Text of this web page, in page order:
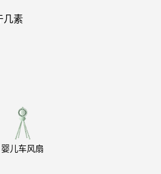
几素
婴儿车风扇